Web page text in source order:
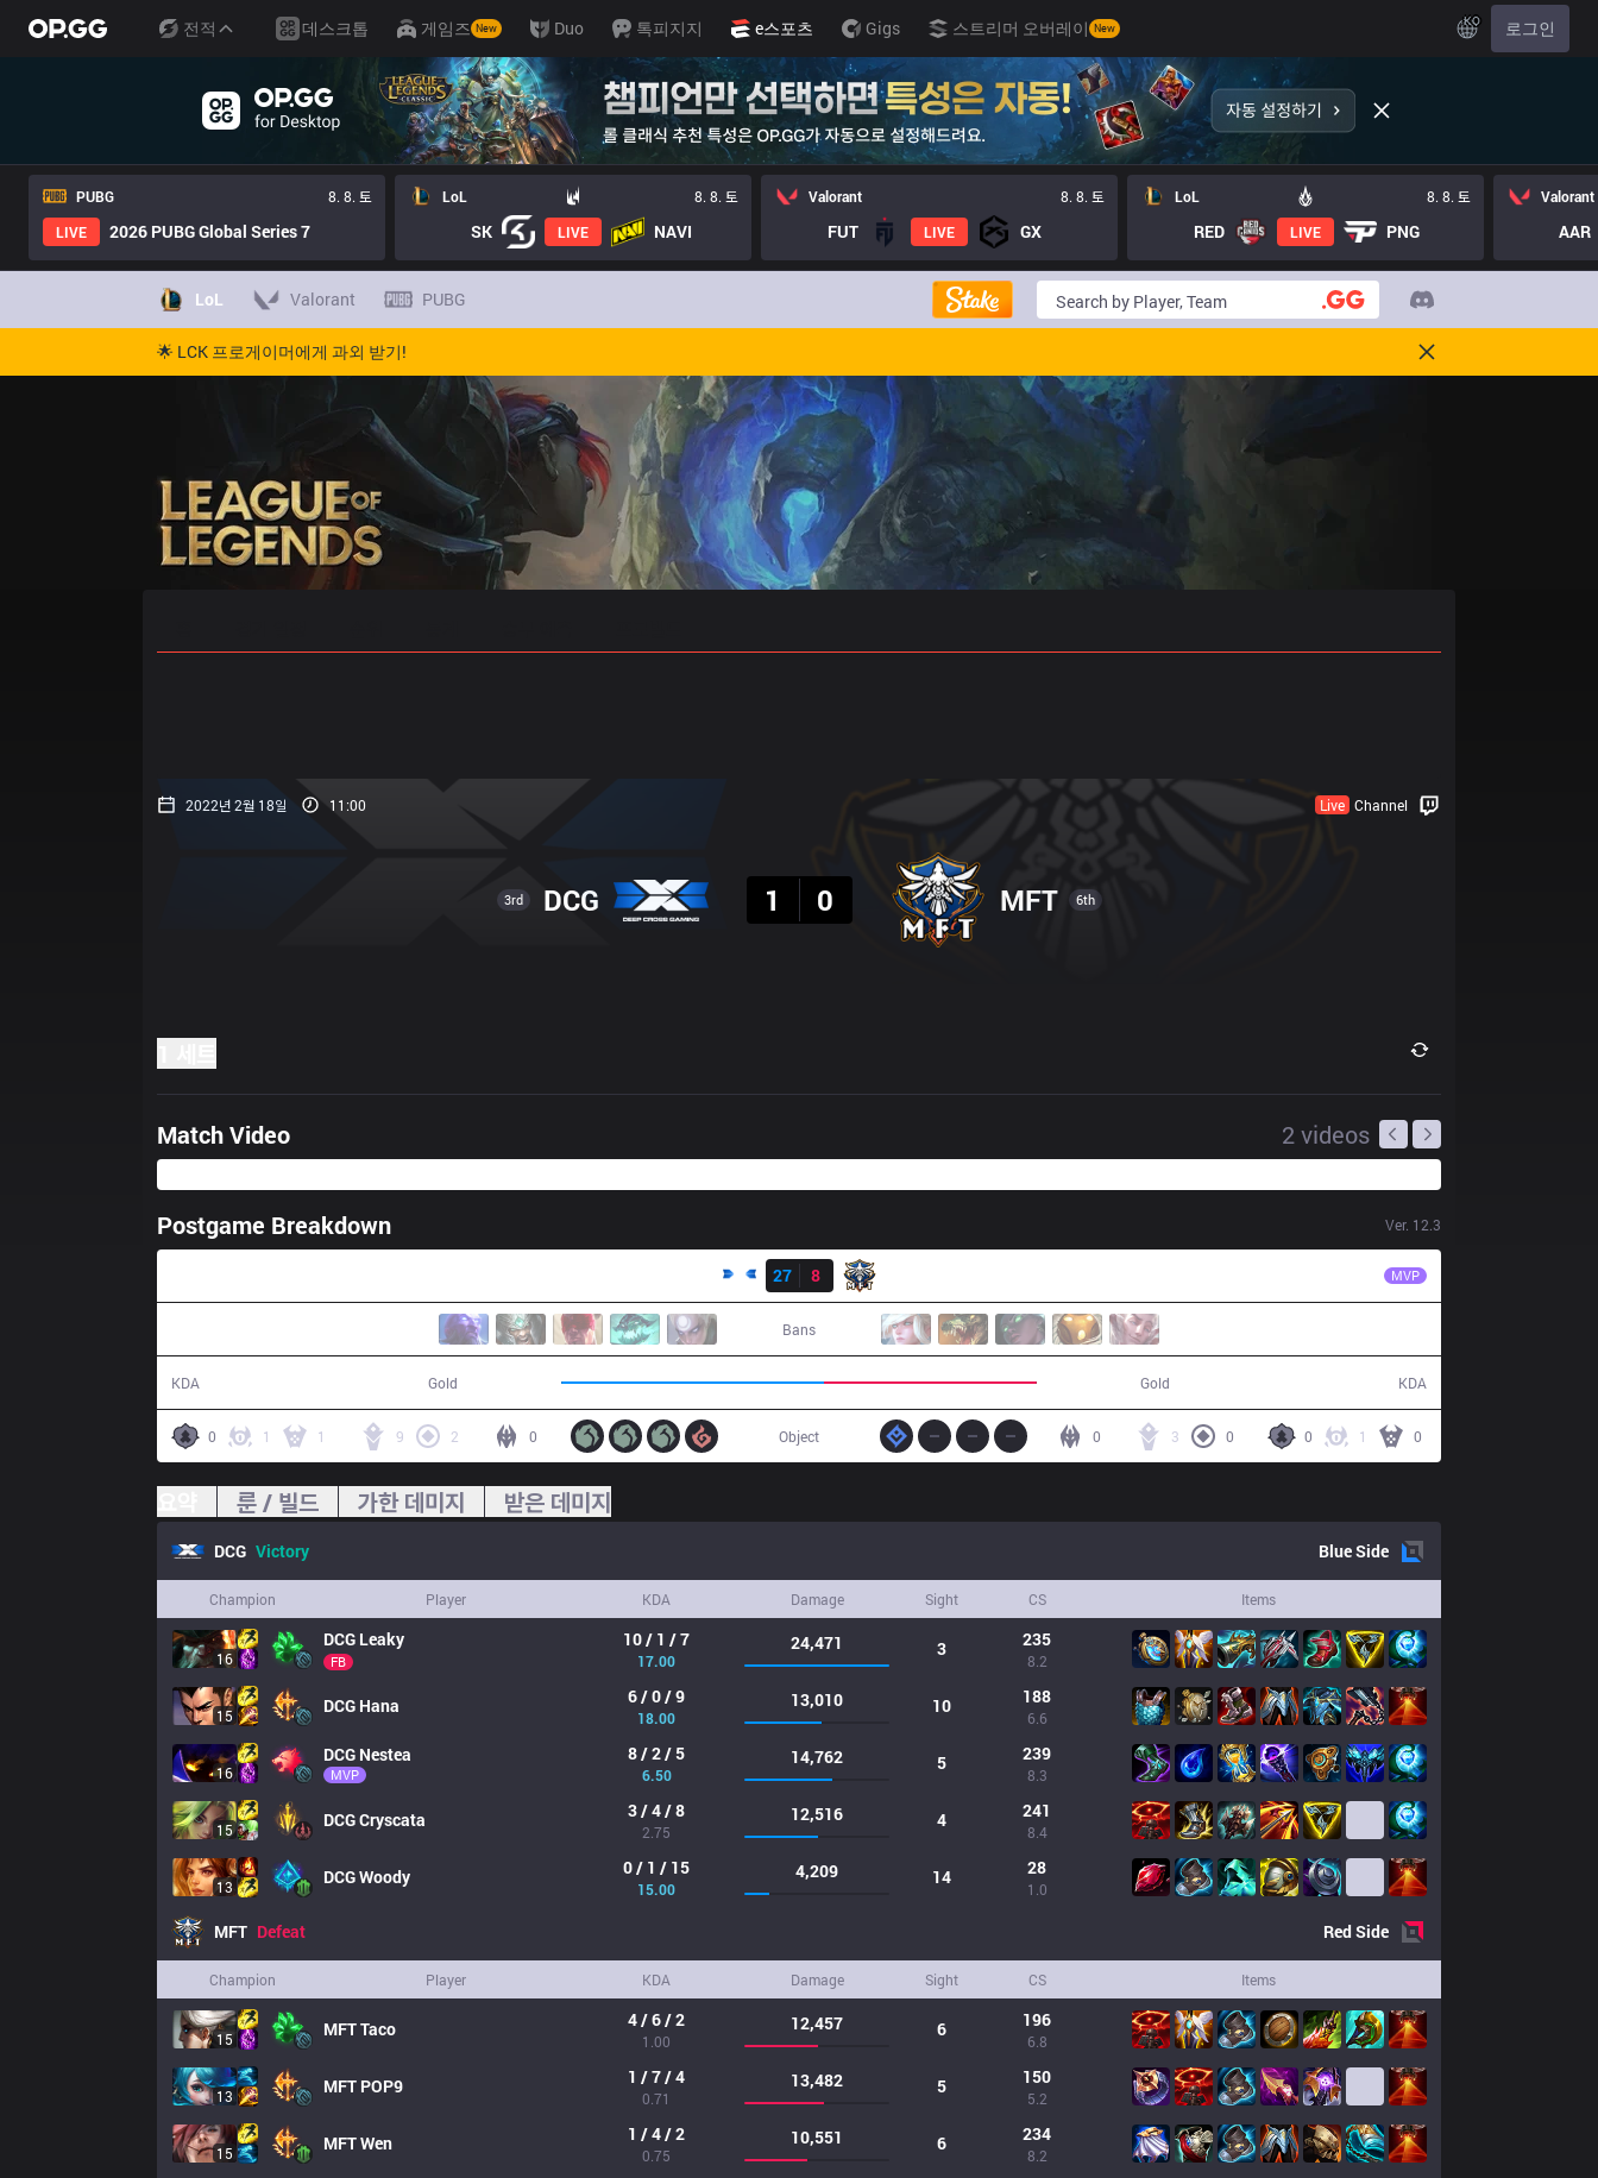
전적 데스크톱 게임즈 New Duo 톡피지지 e스포츠 Gigs 스트리머 오버레이 New KO 로그인
PUBG
8. 8. 토
LIVE
2026 PUBG Global Series 7
LoL 8. 8. 토
SK LIVE NAVI
Valorant 8. 8. 토
FUT LIVE GX
LoL 8. 8. 토
RED LIVE PNG
Valorant
AAR
LoL Valorant PUBG
🌟 LCK 프로게이머에게 과외 받기!
2022년 2월 18일 11:00 Live Channel
3rd DCG
1
0 MFT 6th
Match Video 2 videos
Postgame Breakdown Ver. 12.3
27
8 MVP
Bans
KDA Gold Gold KDA
0 1 1 9 2 0 0 1 0
3 0
0
Object
룬 / 빌드 가한 데미지 받은 데미지
DCG Victory BlueSide
Champion Player KDA Damage Sight CS Items
16
DCG Leaky
FB
10 / 1 / 7
17.00
24,471 3 235
8.2
15 DCG Hana 6 / 0 / 9
18.00
13,010 10 188
6.6
16
DCG Nestea
MVP
8 / 2 / 5
6.50
14,762 5 239
8.3
15 DCGCryscata 3 / 4 / 8
2.75
12,516 4 241
8.4
13 DCGWoody 0 / 1 / 15
15.00
4,209 14 28
1.0
MFT Defeat RedSide
Champion Player KDA Damage Sight CS Items
15 MFTTaco 4 / 6 / 2
1.00
12,457 6 196
6.8
13 MFT POP9 1 / 7 / 4
0.71
13,482 5 150
5.2
15 MFTWen 1 / 4 / 2
0.75
10,551 6 234
8.2